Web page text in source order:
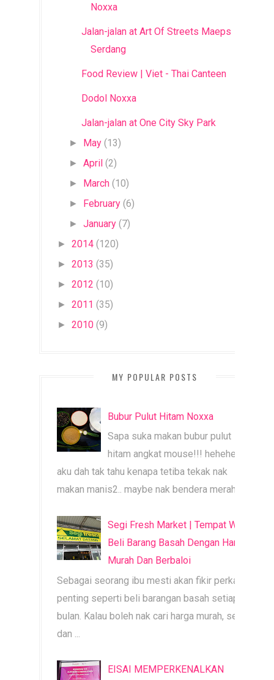
Noxxa
Jalan-jalan at Art Of Streets Maeps
Serdang
Food Review | Viet - Thai Canteen
Dodol Noxxa
Jalan-jalan at One City Sky Park
► May (13)
►April (2)
► March (10)
► February (6)
►January (7)
► 2014 (120)
► 2013 (35)
► 2012 (10)
► 2011 (35)
► 2010 (9)
MY POPULAR POSTS
Bubur Pulut Hitam Noxxa
Sapa suka makan bubur pulut
hitam angkat mouse!!! heheheh
aku dah tak tahu kenapa tetiba tekak nak
makan manis2.. maybe nak bendera merah b...
Segi Fresh Market | Tempat Wajib
Beli Barang Basah Dengan Harga
Murah Dan Berbaloi
Sebagai seorang ibu mesti akan fikir perkara
penting seperti beli barangan basah setiap
bulan. Kalau boleh nak cari harga murah, segar
dan ...
EISAI MEMPERKENALKAN